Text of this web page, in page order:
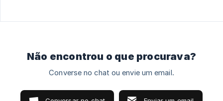
Não encontrou o que procurava?
Converse no chat ou envie um email.